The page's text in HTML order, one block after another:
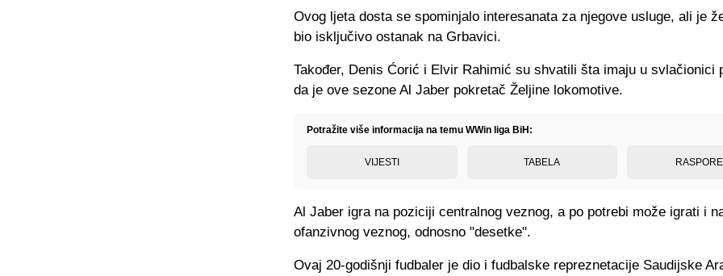
Ovog ljeta dosta se spominjalo interesanata za njegove usluge, ali je
bio isključivo ostanak na Grbavici.
Također, Denis Ćorić i Elvir Rahimić su shvatili šta imaju u svlačionici
da je ove sezone Al Jaber pokretač Željine lokomotive.
Potražite više informacija na temu WWin liga BiH:
VIJESTI TABELA
Al Jaber igra na poziciji centralnog veznog, a po potrebi može igrati i
ofanzivnog veznog, odnosno "desetke".
Ovaj 20-godišnji fudbaler je dio i fudbalske repreznetacije Saudijske